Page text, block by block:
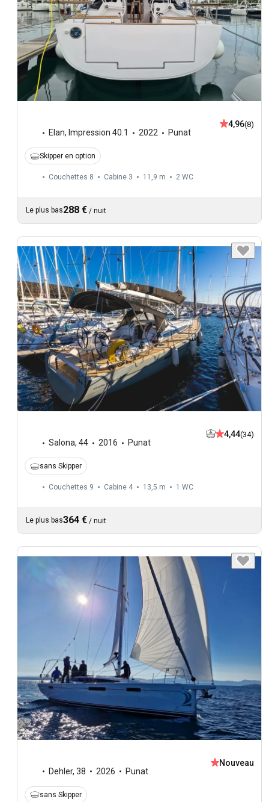
Elan, Impression 40.1 2022 Punat
4,96(8)
Skipper en option
Couchettes 8 Cabine 3 11,9 m 2 WC
Le plus bas288 € / nuit
Salona, 44 2016 Punat
4,44(34)
sans Skipper
Couchettes 9 Cabine 4 13,5 m 1 WC
Le plus bas364 € / nuit
Dehler, 38 2026 Punat
Nouveau
sans Skipper